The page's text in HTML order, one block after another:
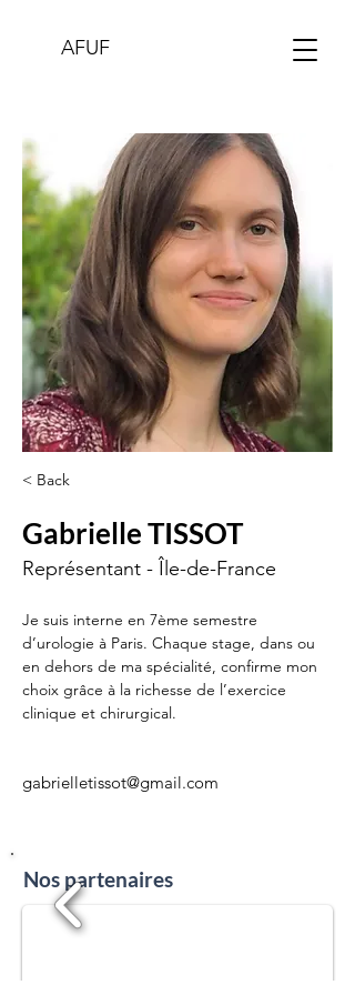
AFUF
< Back
Gabrielle TISSOT
Représentant - Île-de-France
Je suis interne en 7ème semestre
d’urologie à Paris. Chaque stage, dans ou
en dehors de ma spécialité, confirme mon
choix grâce à la richesse de l’exercice
clinique et chirurgical.
gabrielletissot@gmail.com
Nos partenaires